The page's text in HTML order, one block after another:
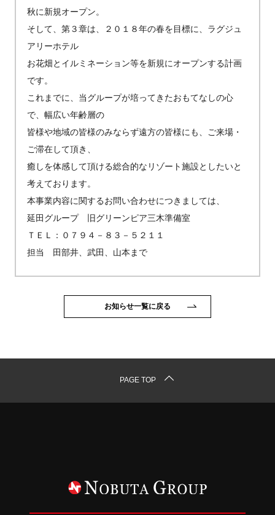
秋に新規オープン。
そして、第３章は、２０１８年の春を目標に、ラグジュ
アリーホテル
お花畑とイルミネーション等を新規にオープンする計画
です。
これまでに、当グループが培ってきたおもてなしの心
で、幅広い年齢層の
皆様や地域の皆様のみならず遠方の皆様にも、ご来場・
ご滞在して頂き、
癒しを体感して頂ける総合的なリゾート施設としたいと
考えております。
本事業内容に関するお問い合わせにつきましては、
延田グループ 旧グリーンピア三木準備室
ＴＥＬ：０７９４－８３－５２１１
担当 田部井、武田、山本まで
お知らせ一覧に戻る
PAGE TOP